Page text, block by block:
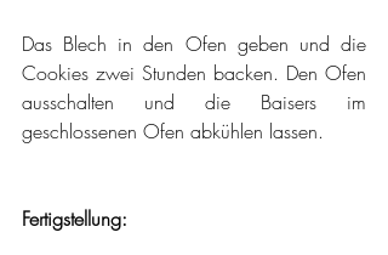
Das Blech in den Ofen geben und die
Cookies zwei Stunden backen. Den Ofen
ausschalten und die Baisers im
geschlossenen Ofen abkühlen lassen.
Fertigstellung: